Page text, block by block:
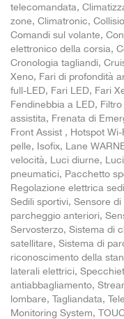
telecomandata,
zone, Climatronic,
Comandi sul volante,
elettronico della corsia,
Cronologia tagliandi,
Xeno, Fari di profondità
full-LED, Fari LED, Fari
Fendinebbia a LED,
assistita, Frenata di
Front Assist , Hotspot
pelle, Isofix, Lane
velocità, Luci diurne,
pneumatici, Pacchetto
Regolazione elettrica
Sedili sportivi, Sensore
parcheggio anteriori,
Servosterzo, Sistema di
satellitare, Sistema di
riconoscimento della
laterali elettrici,
antiabbagliamento,
lombare, Tagliandata,
Monitoring System,